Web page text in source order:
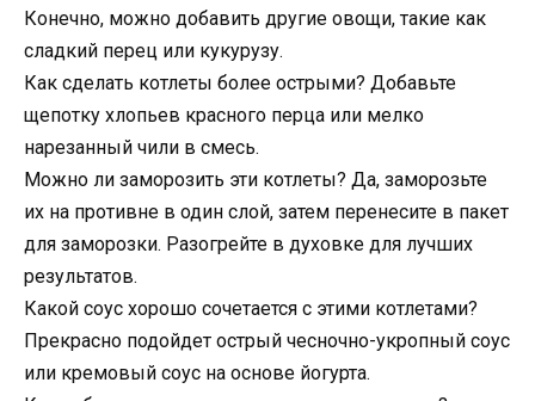
Конечно, можно добавить другие овощи, такие как
сладкий перец или кукурузу.
Как сделать котлеты более острыми? Добавьте
щепотку хлопьев красного перца или мелко
нарезанный чили в смесь.
Можно ли заморозить эти котлеты? Да, заморозьте
их на противне в один слой, затем перенесите в пакет
для заморозки. Разогрейте в духовке для лучших
результатов.
Какой соус хорошо сочетается с этими котлетами?
Прекрасно подойдет острый чесночно-укропный соус
или кремовый соус на основе йогурта.